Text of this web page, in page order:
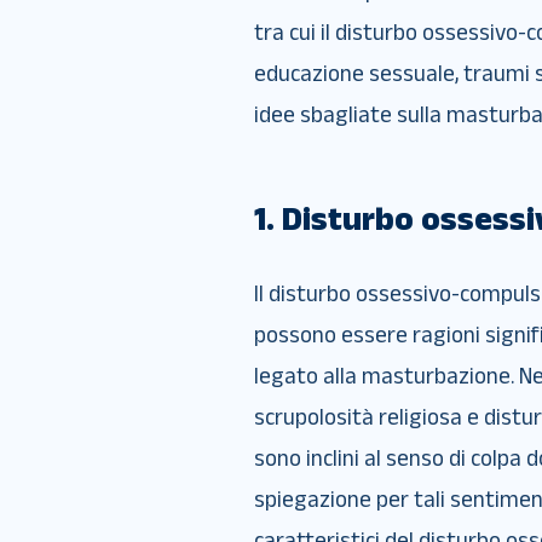
tra cui il disturbo ossessivo-
educazione sessuale, traumi
idee sbagliate sulla
1. Disturbo
Il disturbo ossessivo-
possono essere ragioni
legato alla masturbazione.
scrupolosità religiosa e
sono inclini al senso di colpa
spiegazione per tali